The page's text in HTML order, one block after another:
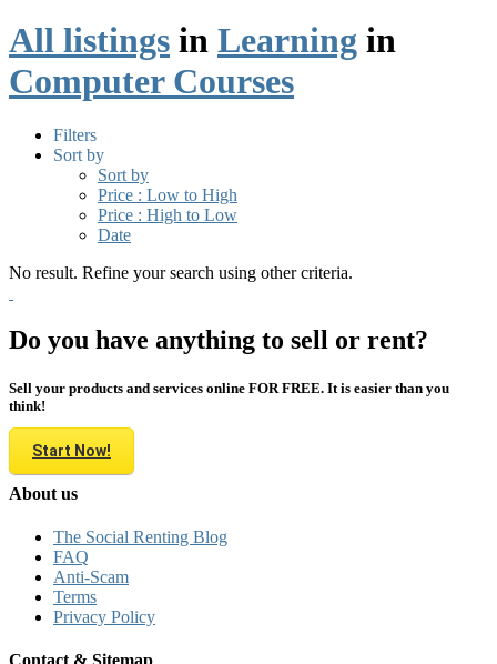
All listings in Learning in
Computer Courses
Filters
Sort by
Sort by
Price : Low to High
Price : High to Low
Date
No result. Refine your search using other criteria.
Do you have anything to sell or rent?
Sell your products and services online FOR FREE. It is easier than you
think!
Start Now!
About us
The Social Renting Blog
FAQ
Anti-Scam
Terms
Privacy Policy